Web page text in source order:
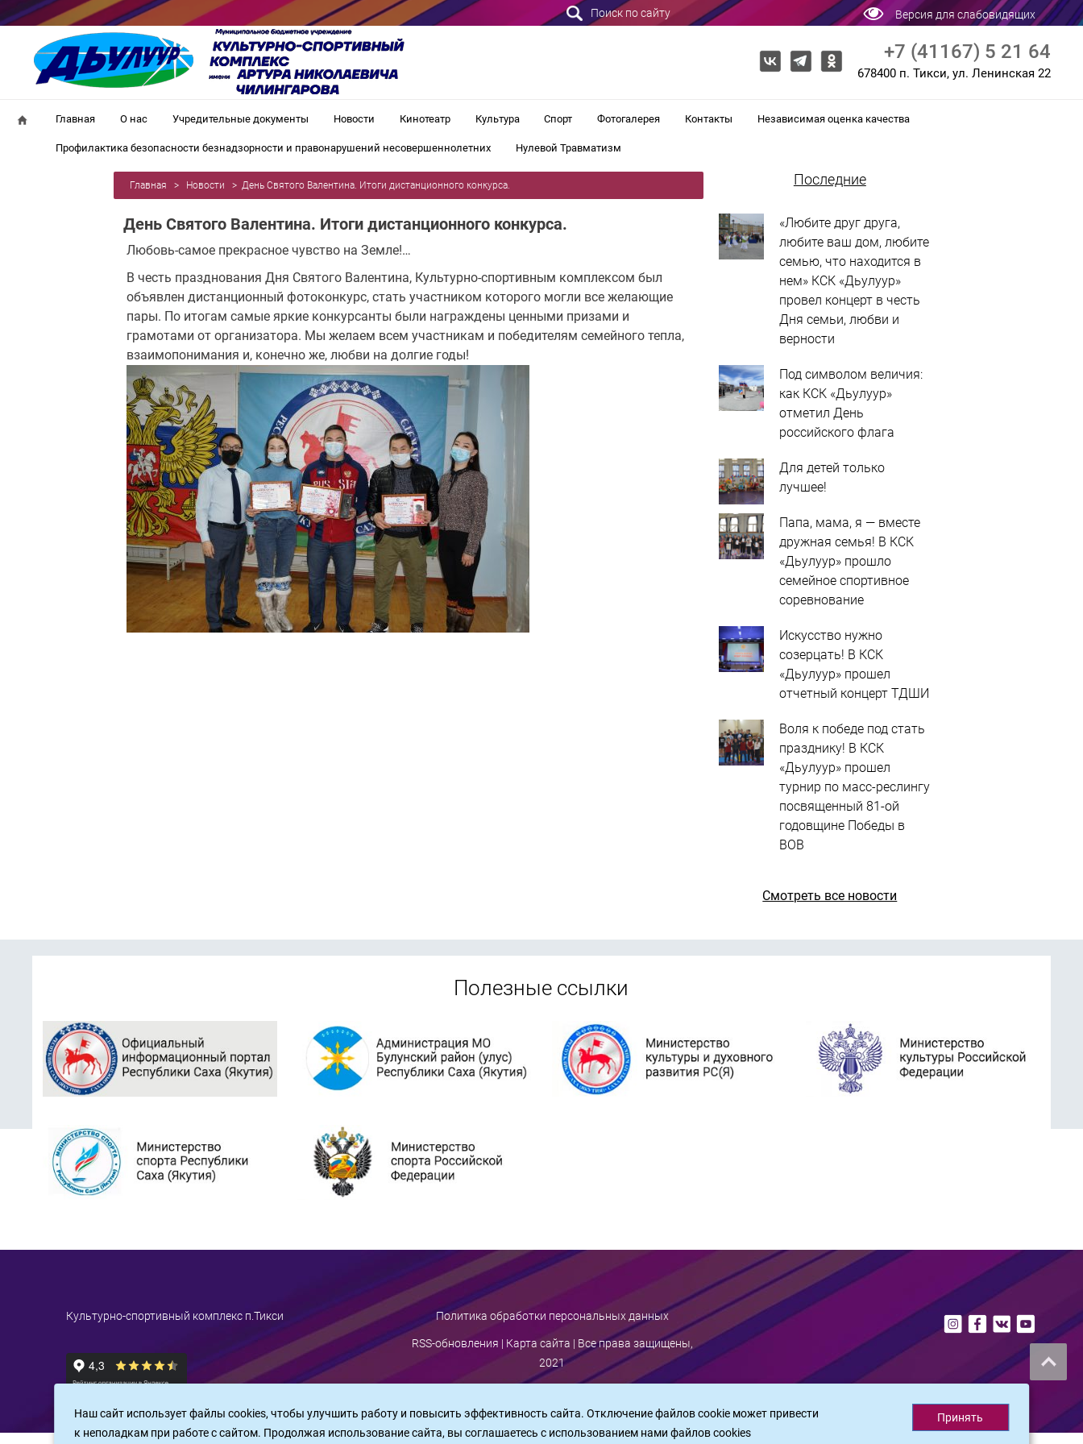
Версия для слабовидящих
Поиск по сайту
+7 (41167) 5 21 64
678400 п. Тикси, ул. Ленинская 22
Главная О нас Учредительные документы Новости Кинотеатр Культура Спорт Фотогалерея Контакты Независимая оценка качества
Профилактика безопасности безнадзорности и правонарушений несовершеннолетних Нулевой Травматизм
Главная > Новости > День Святого Валентина. Итоги дистанционного конкурса.
День Святого Валентина. Итоги дистанционного конкурса.
Любовь-самое прекрасное чувство на Земле!…
В честь празднования Дня Святого Валентина, Культурно-спортивным комплексом был
объявлен дистанционный фотоконкурс, стать участником которого могли все желающие
пары. По итогам самые яркие конкурсанты были награждены ценными призами и
грамотами от организатора. Мы желаем всем участникам и победителям семейного тепла,
взаимопонимания и, конечно же, любви на долгие годы!
Последние
«Любите друг друга,
любите ваш дом, любите
семью, что находится в
нем» КСК «Дьулуур»
провел концерт в честь
Дня семьи, любви и
верности
Под символом величия:
как КСК «Дьулуур»
отметил День
российского флага
Для детей только
лучшее!
Папа, мама, я — вместе
дружная семья! В КСК
«Дьулуур» прошло
семейное спортивное
соревнование
Искусство нужно
созерцать! В КСК
«Дьулуур» прошел
отчетный концерт ТДШИ
Воля к победе под стать
празднику! В КСК
«Дьулуур» прошел
турнир по масс-реслингу
посвященный 81-ой
годовщине Победы в
ВОВ
Смотреть все новости
Полезные ссылки
Культурно-спортивный комплекс п.Тикси Политика обработки персональных данных
RSS-обновления | Карта сайта | Все права защищены,
2021
Наш сайт использует файлы cookies, чтобы улучшить работу и повысить эффективность сайта. Отключение файлов cookie может привести
к неполадкам при работе с сайтом. Продолжая использование сайта, вы соглашаетесь c использованием нами файлов cookies
Принять